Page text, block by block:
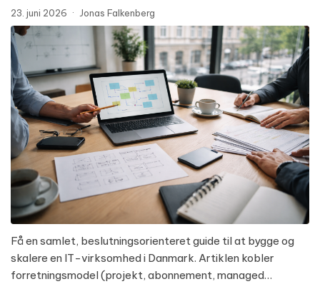
23. juni 2026 · Jonas Falkenberg
Få en samlet, beslutningsorienteret guide til at bygge og
skalere en IT-virksomhed i Danmark. Artiklen kobler
forretningsmodel (projekt, abonnement, managed…